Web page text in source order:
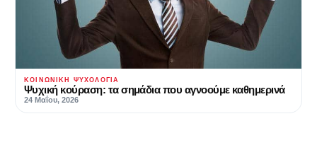
ΚΟΙΝΩΝΙΚΉ ΨΥΧΟΛΟΓΊΑ
Ψυχική κούραση: τα σημάδια που αγνοούμε καθημερινά
24 Μαΐου, 2026